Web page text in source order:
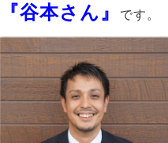
『谷本さん』 です。